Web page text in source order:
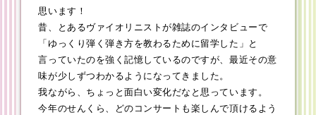
思います！
昔、とあるヴァイオリニストが雑誌のインタビューで
「ゆっくり弾く弾き方を教わるために留学した」と
言っていたのを強く記憶しているのですが、最近その意
味が少しずつわかるようになってきました。
我ながら、ちょっと面白い変化だなと思っています。
今年のせんくら、どのコンサートも楽しんで頂けるよう